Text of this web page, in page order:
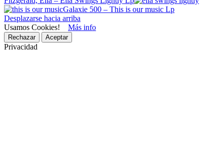
Galaxie 500 – This is our music Lp
Desplazarse hacia arriba
Usamos Cookies! Más info
Rechazar Aceptar
Privacidad